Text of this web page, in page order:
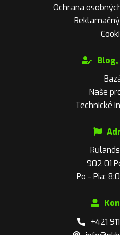
Ochrana
Naše
Technické
902 01
Po - Pia:
+421